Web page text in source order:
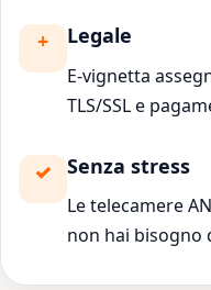
Legale
E-vignetta
TLS/SSL e
Senza stress
Le telecamere
non hai bisogno